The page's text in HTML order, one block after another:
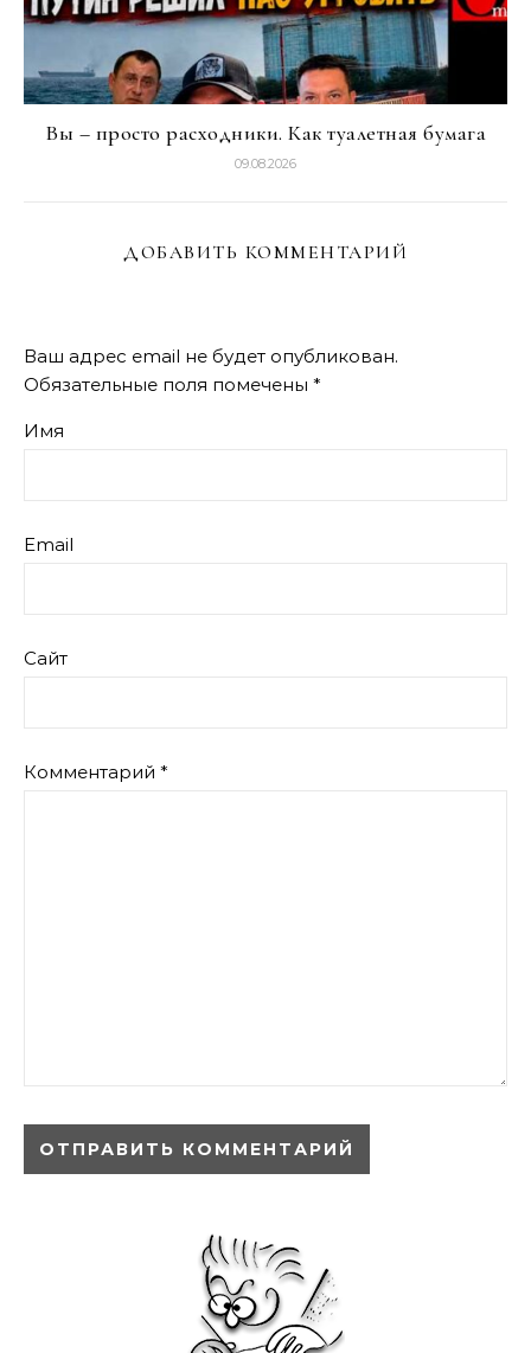
Вы – просто расходники. Как туалетная бумага
09.08.2026
ДОБАВИТЬ КОММЕНТАРИЙ
Ваш адрес email не будет опубликован.
Обязательные поля помечены *
Имя
Email
Сайт
Комментарий *